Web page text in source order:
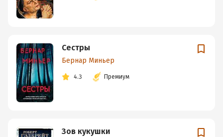
Сестры
Бернар Миньер
4.3 Премиум
Зов кукушки